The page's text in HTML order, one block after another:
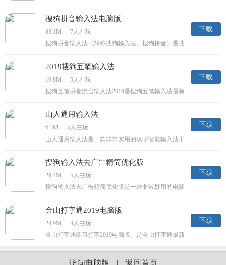
法。
搜狗拼音输入法电脑版
83.1M 7人在玩
搜狗拼音输入法（简称搜狗输入法、搜狗拼音）是搜
户好评率最高、功能最强大的拼音输入法。
下载
2019搜狗五笔输入法
19.8M 5人在玩
搜狗五笔拼音混合输入法2019是搜狗五笔输入法最新
掌握使用。
下载
山人通用输入法
6.3M 5人在玩
山人通用输入法是一款非常实用的汉字智能输入法工
输入变得更加简单轻松，让用户的工作效率变得更
高，需要的用户赶快来下载体验吧！
下载
搜狗输入法去广告精简优化版
29.4M 5人在玩
搜狗输入法去广告精简优化版是一款非常好用的电脑
加得心应手，有需要的用户不要错过了，欢迎下载使
用！
下载
金山打字通2019电脑版
24.9M 4人在玩
金山打字通练习打字2019电脑版。是金山打字通最新
畅，软件设计更加人性化，零基础入门，轻松学习打
字，上手更加容易，还在寻找打字软件的你，赶快试
下载